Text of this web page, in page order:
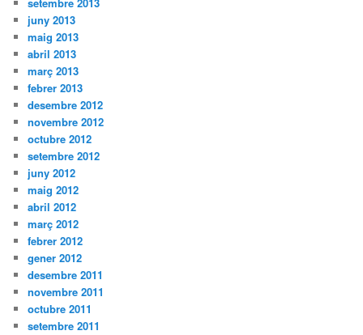
juny 2013
maig 2013
abril 2013
març 2013
febrer 2013
desembre 2012
novembre 2012
octubre 2012
setembre 2012
juny 2012
maig 2012
abril 2012
març 2012
febrer 2012
gener 2012
desembre 2011
novembre 2011
octubre 2011
setembre 2011